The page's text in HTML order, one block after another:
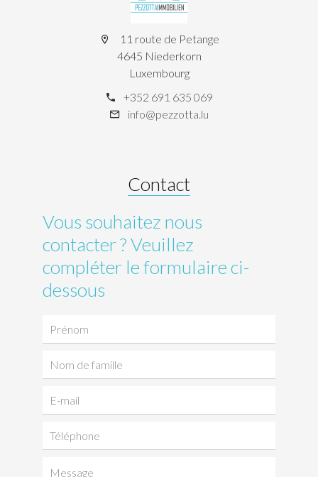
11 route de Petange
4645 Niederkorn
Luxembourg
+352 691 635 069
info@pezzotta.lu
Vous souhaitez nous
contacter ? Veuillez
compléter le formulaire ci-
dessous
Contact